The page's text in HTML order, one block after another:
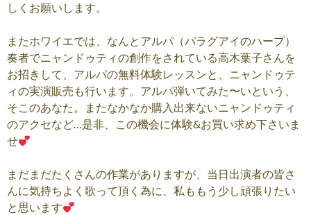
しくお願いします。
またホワイエでは、なんとアルパ（パラグアイのハープ）
奏者でニャンドゥティの創作をされている高木葉子さんを
お招きして、アルパの無料体験レッスンと、ニャンドゥテ
ィの実演販売も行います。アルパ弾いてみた〜いという、
そこのあなた。またなかなか購入出来ないニャンドゥティ
のアクセなど…是非、この機会に体験&お買い求め下さいま
せ
まだまだたくさんの作業がありますが、当日出演者の皆さ
んに気持ちよく歌って頂く為に、私ももう少し頑張りたい
と思います